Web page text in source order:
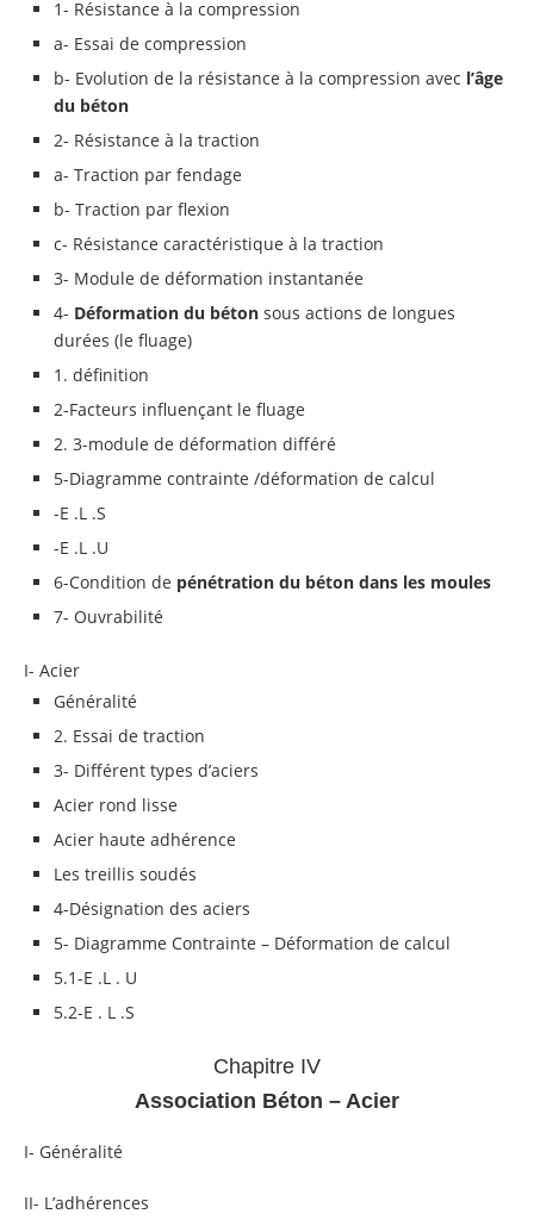
1- Résistance à la compression
a- Essai de compression
b- Evolution de la résistance à la compression avec l’âge
du béton
2- Résistance à la traction
a- Traction par fendage
b- Traction par flexion
c- Résistance caractéristique à la traction
3- Module de déformation instantanée
4- Déformation du béton sous actions de longues
durées (le fluage)
1. définition
2-Facteurs influençant le fluage
2. 3-module de déformation différé
5-Diagramme contrainte /déformation de calcul
-E .L .S
-E .L .U
6-Condition de pénétration du béton dans les moules
7- Ouvrabilité
I- Acier
Généralité
2. Essai de traction
3- Différent types d’aciers
Acier rond lisse
Acier haute adhérence
Les treillis soudés
4-Désignation des aciers
5- Diagramme Contrainte – Déformation de calcul
5.1-E .L . U
5.2-E . L .S
Chapitre IV
Association Béton – Acier
I- Généralité
II- L’adhérences